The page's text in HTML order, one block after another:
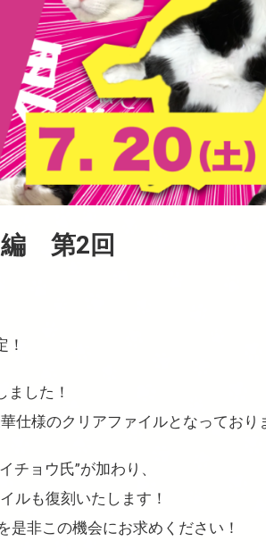
編 第2回
した！
仕様のクリアファイルとなっており
チョウ氏”が加わり、
ルも復刻いたします！
是非この機会にお求めください！